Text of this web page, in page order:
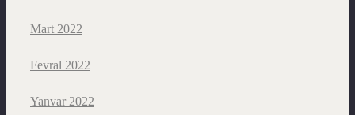
Mart 2022
Fevral 2022
Yanvar 2022